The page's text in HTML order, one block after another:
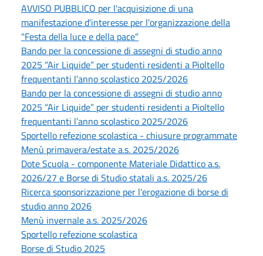
AVVISO PUBBLICO per l'acquisizione di una
manifestazione d'interesse per l'organizzazione della
"Festa della luce e della pace"
Bando per la concessione di assegni di studio anno
2025 “Air Liquide” per studenti residenti a Pioltello
frequentanti l’anno scolastico 2025/2026
Bando per la concessione di assegni di studio anno
2025 “Air Liquide” per studenti residenti a Pioltello
frequentanti l’anno scolastico 2025/2026
Sportello refezione scolastica - chiusure programmate
Menù primavera/estate a.s. 2025/2026
Dote Scuola - componente Materiale Didattico a.s.
2026/27 e Borse di Studio statali a.s. 2025/26
Ricerca sponsorizzazione per l'erogazione di borse di
studio anno 2026
Menù invernale a.s. 2025/2026
Sportello refezione scolastica
Borse di Studio 2025